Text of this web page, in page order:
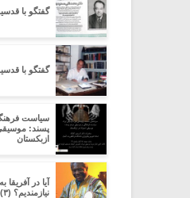
گفتگو با
گفتگو با
سیاست
پسند: موسیقی
ازبکستان
آیا در آفریقا
نیازمندیم؟ (۳)